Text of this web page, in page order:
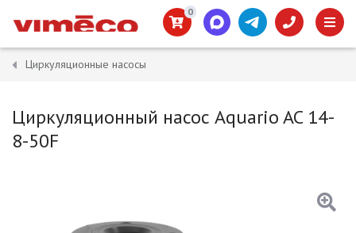
0
Циркуляционные насосы
Циркуляционный насос Aquario AC 14-
8-50F